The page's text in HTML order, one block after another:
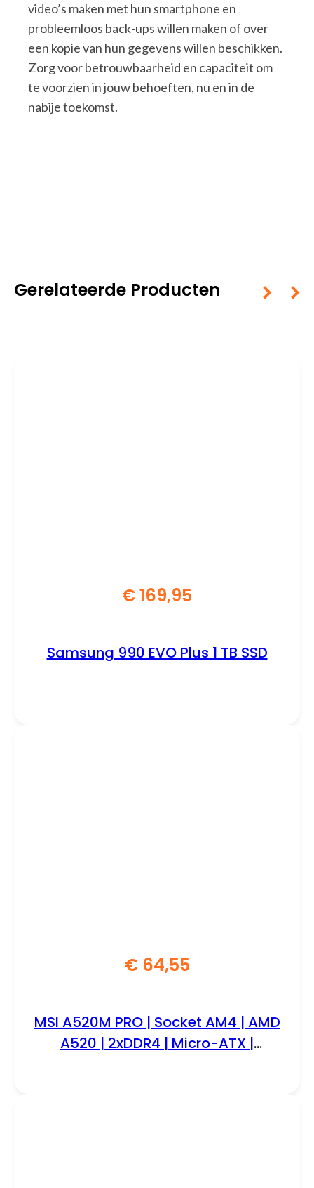
video’s maken met hun smartphone en
probleemloos back-ups willen maken of over
een kopie van hun gegevens willen beschikken.
Zorg voor betrouwbaarheid en capaciteit om
te voorzien in jouw behoeften, nu en in de
nabije toekomst.
Gerelateerde Producten
€169,95
Samsung 990 EVO Plus 1 TB SSD
€64,55
MSI A520M PRO | Socket AM4 | AMD
A520 | 2xDDR4 | Micro-ATX |